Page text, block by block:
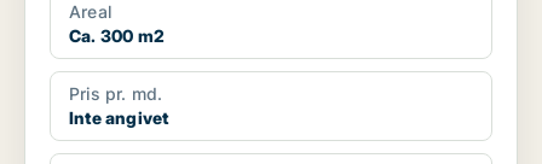
Areal
Ca. 300 m2
Pris pr. md.
Inte angivet